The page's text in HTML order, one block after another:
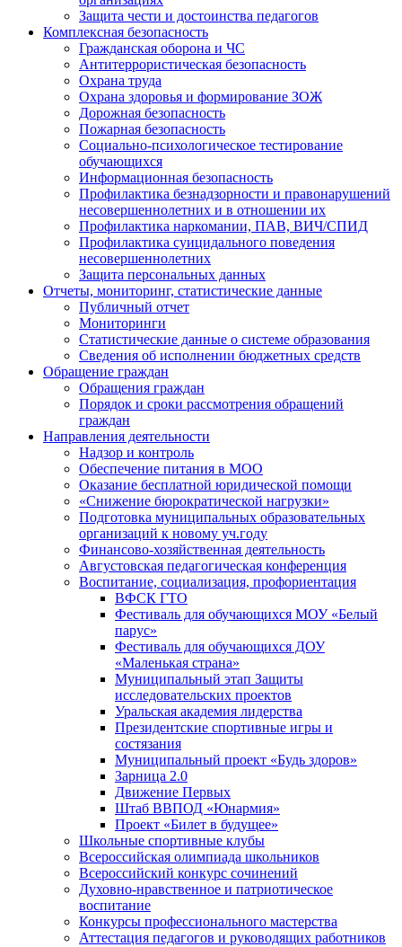
Защита чести и достоинства педагогов
Комплексная безопасность
Гражданская оборона и ЧС
Антитеррористическая безопасность
Охрана труда
Охрана здоровья и формирование ЗОЖ
Дорожная безопасность
Пожарная безопасность
Социально-психологическое тестирование
обучающихся
Информационная безопасность
Профилактика безнадзорности и правонарушений
несовершеннолетних и в отношении их
Профилактика наркомании, ПАВ, ВИЧ/СПИД
Профилактика суицидального поведения
несовершеннолетних
Защита персональных данных
Отчеты, мониторинг, статистические данные
Публичный отчет
Мониторинги
Статистические данные о системе образования
Сведения об исполнении бюджетных средств
Обращение граждан
Обращения граждан
Порядок и сроки рассмотрения обращений
граждан
Направления деятельности
Надзор и контроль
Обеспечение питания в МОО
Оказание бесплатной юридической помощи
«Снижение бюрократической нагрузки»
Подготовка муниципальных образовательных
организаций к новому уч.году
Финансово-хозяйственная деятельность
Августовская педагогическая конференция
Воспитание, социализация, профориентация
ВФСК ГТО
Фестиваль для обучающихся МОУ «Белый
парус»
Фестиваль для обучающихся ДОУ
«Маленькая страна»
Муниципальный этап Защиты
исследовательских проектов
Уральская академия лидерства
Президентские спортивные игры и
состязания
Муниципальный проект «Будь здоров»
Зарница 2.0
Движение Первых
Штаб ВВПОД «Юнармия»
Проект «Билет в будущее»
Школьные спортивные клубы
Всероссийская олимпиада школьников
Всероссийский конкурс сочинений
Духовно-нравственное и патриотическое
воспитание
Конкурсы профессионального мастерства
Аттестация педагогов и руководящих работников